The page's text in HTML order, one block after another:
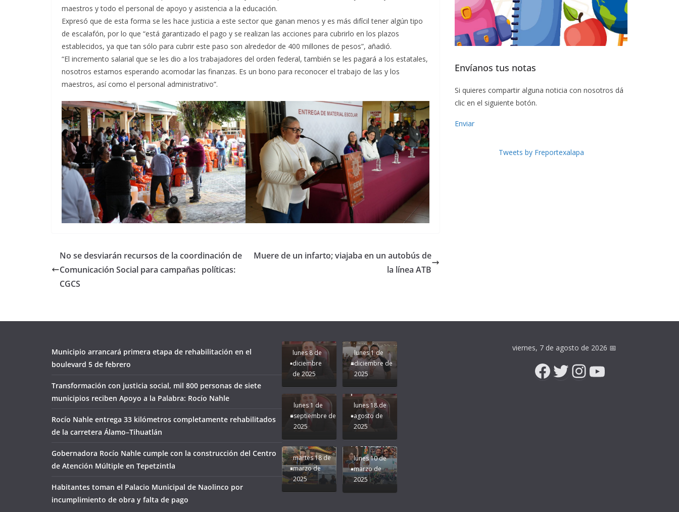
maestros y todo el personal de apoyo y asistencia a la educación.
Expresó que de esta forma se les hace justicia a este sector que ganan menos y es más difícil tener algún tipo
de escalafón, por lo que “está garantizado el pago y se realizan las acciones para cubrirlo en los plazos
establecidos, ya que tan sólo para cubrir este paso son alrededor de 400 millones de pesos”, añadió.
“El incremento salarial que se les dio a los trabajadores del orden federal, también se les pagará a los estatales,
nosotros estamos esperando acomodar las finanzas. Es un bono para reconocer el trabajo de las y los
maestros, así como el personal administrativo”.
No se desviarán recursos de la coordinación de
Comunicación Social para campañas políticas:
CGCS
Muere de un infarto; viajaba en un autobús de
la línea ATB
Envíanos tus notas
Si quieres compartir alguna noticia con nosotros dá
clic en el siguiente botón.
Enviar
Tweets by Freportexalapa
Municipio arrancará primera etapa de rehabilitación en el
boulevard 5 de febrero
Transformación con justicia social, mil 800 personas de siete
municipios reciben Apoyo a la Palabra: Rocío Nahle
Rocío Nahle entrega 33 kilómetros completamente rehabilitados
de la carretera Álamo–Tihuatlán
Gobernadora Rocío Nahle cumple con la construcción del Centro
de Atención Múltiple en Tepetzintla
Habitantes toman el Palacio Municipal de Naolinco por
incumplimiento de obra y falta de pago
lunes 8 de
diciembre
de 2025
lunes 1 de
diciembre de
2025
Apoyo y
Seguimos la
Ruta que
Marca
Nuestra
Rocío Nahle.
lunes 1 de
septiembre de
2025
Pongamos
de moda;
San
Andrés
Tuxtla
presente.
lunes 18 de
agosto de
2025
Difamación
martes 18 de
marzo de
2025
Presidenta!
lunes 10 de
marzo de
2025
viernes, 7 de agosto de 2026 📅
Facebook
Twitter
Instagram
YouTube